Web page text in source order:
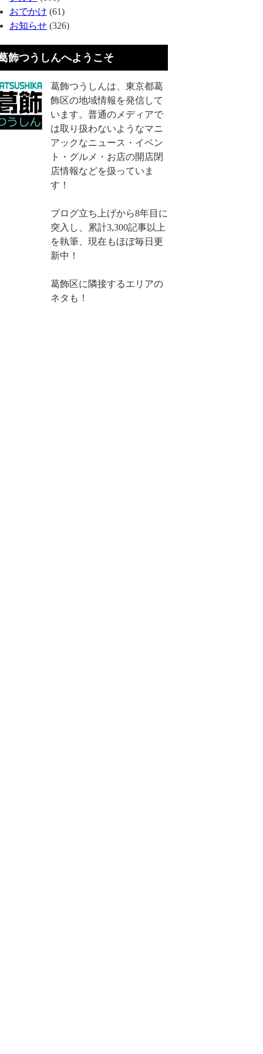
おでかけ (61)
お知らせ (326)
飾つうしんへようこそ
葛飾つうしんは、東京都葛
飾区の地域情報を発信して
います。普通のメディアで
は取り扱わないようなマニ
アックなニュース・イベン
ト・グルメ・お店の開店閉
店情報などを扱っていま
す！
ブログ立ち上げから8年目に
突入し、累計3,300記事以上
を執筆、現在もほぼ毎日更
新中！
葛飾区に隣接するエリアの
ネタも！